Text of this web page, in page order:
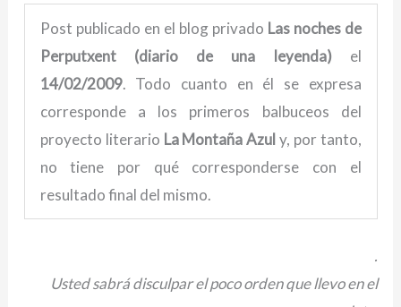
Post publicado en el blog privado Las noches de
Perputxent (diario de una leyenda)el
14/02/2009. Todo cuanto en él se expresa
corresponde a los primeros balbuceos del
proyecto literario La Montaña Azuly, por tanto,
no tiene por qué corresponderse con el
resultado final del mismo.
.
Usted sabrá disculpar el poco orden que llevo en el